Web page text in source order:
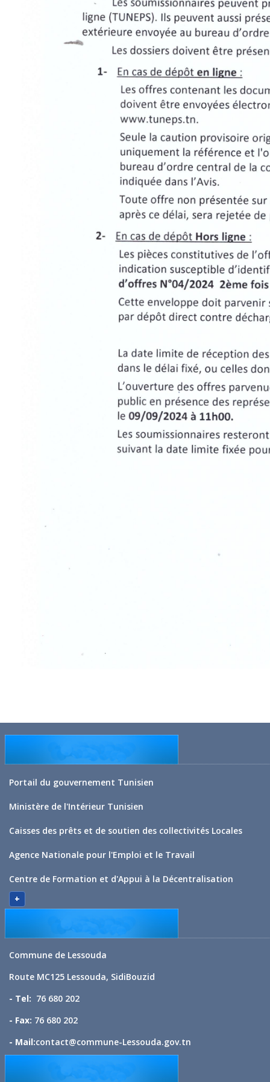
Portail du gouvernement Tunisien
Ministère de l'Intérieur Tunisien
Caisses des prêts et de soutien des collectivités Locales
Agence Nationale pour l'Emploi et le Travail
Centre de Formation et d'Appui à la Décentralisation
+
Commune de Lessouda
Route MC125 Lessouda, SidiBouzid
- Tel: 76 680 202
- Fax: 76 680 202
- Mail:contact@commune-Lessouda.gov.tn